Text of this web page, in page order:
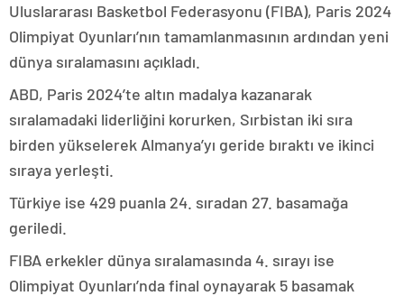
Uluslararası Basketbol Federasyonu (FIBA), Paris 2024
Olimpiyat Oyunları’nın tamamlanmasının ardından yeni
dünya sıralamasını açıkladı.
ABD, Paris 2024’te altın madalya kazanarak
sıralamadaki liderliğini korurken, Sırbistan iki sıra
birden yükselerek Almanya’yı geride bıraktı ve ikinci
sıraya yerleşti.
Türkiye ise 429 puanla 24. sıradan 27. basamağa
geriledi.
FIBA erkekler dünya sıralamasında 4. sırayı ise
Olimpiyat Oyunları’nda final oynayarak 5 basamak